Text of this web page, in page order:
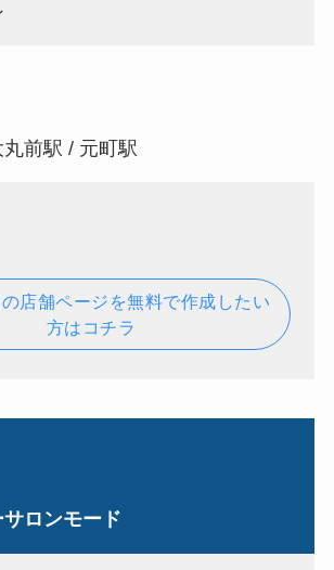
丸前駅 / 元町駅
店舗ページを無料で作成したい
方はコチラ
ロンモード